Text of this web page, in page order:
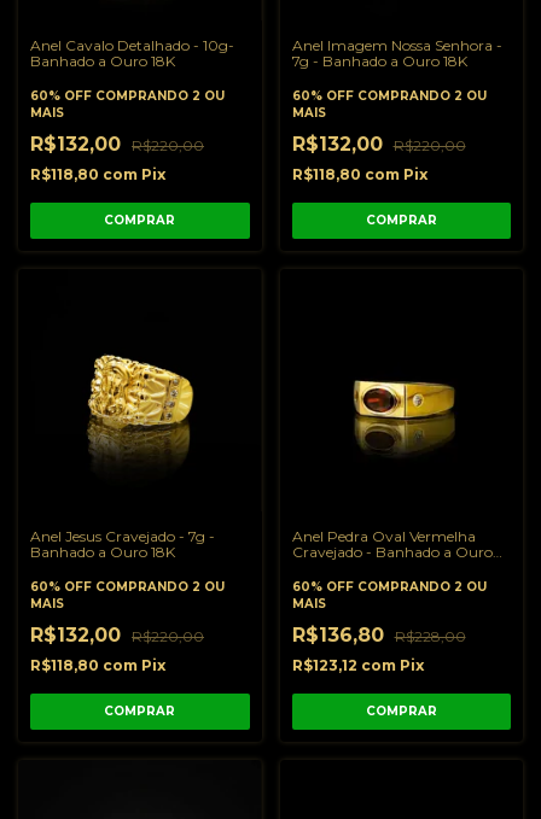
Anel Cavalo Detalhado - 10g-
Banhado a Ouro 18K
60% OFF COMPRANDO 2 OU
MAIS
R$132,00 R$220,00
R$118,80 com Pix
COMPRAR
Anel Imagem Nossa Senhora -
7g - Banhado a Ouro 18K
60% OFF COMPRANDO 2 OU
MAIS
R$132,00 R$220,00
R$118,80 com Pix
COMPRAR
Anel Jesus Cravejado - 7g -
Banhado a Ouro 18K
60% OFF COMPRANDO 2 OU
MAIS
R$132,00 R$220,00
R$118,80 com Pix
COMPRAR
Anel Pedra Oval Vermelha
Cravejado - Banhado a Ouro
60% OFF COMPRANDO 2 OU
MAIS
R$136,80 R$228,00
R$123,12 com Pix
COMPRAR